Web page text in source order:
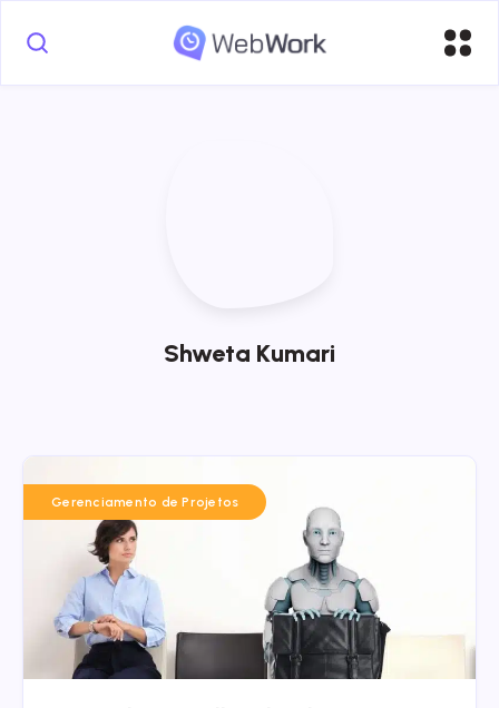
Shweta Kumari
Gerenciamento de Projetos